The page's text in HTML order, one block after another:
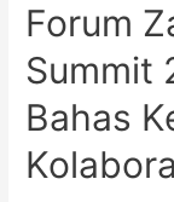
Forum
Summit
Bahas